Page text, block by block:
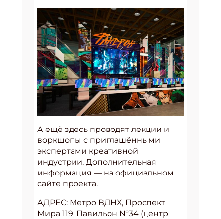
А ещё здесь проводят лекции и
воркшопы с приглашёнными
экспертами креативной
индустрии. Дополнительная
информация — на официальном
сайте проекта.
АДРЕС: Метро ВДНХ, Проспект
Мира 119, Павильон №34 (центр